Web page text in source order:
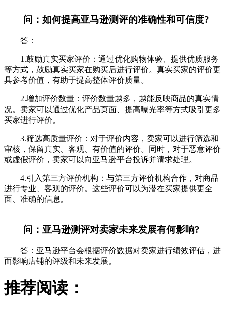
问：如何提高亚马逊测评的准确性和可信度?
答：
1.鼓励真实买家评价：通过优化购物体验、提供优质服务
等方式，鼓励真实买家在购买后进行评价。真实买家的评价更
具参考价值，有助于提高整体评价质量。
2.增加评价数量：评价数量越多，越能反映商品的真实情
况。卖家可以通过优化产品页面、提高曝光率等方式吸引更多
买家进行评价。
3.筛选高质量评价：对于评价内容，卖家可以进行筛选和
审核，保留真实、客观、有价值的评价。同时，对于恶意评价
或虚假评价，卖家可以向亚马逊平台投诉并请求处理。
4.引入第三方评价机构：与第三方评价机构合作，对商品
进行专业、客观的评价。这些评价可以为潜在买家提供更全
面、准确的信息。
问：亚马逊测评对卖家未来发展有何影响?
答：亚马逊平台会根据评价数据对卖家进行绩效评估，进
而影响店铺的评级和未来发展。
推荐阅读：